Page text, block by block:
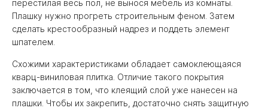
перестилая весь пол, не вынося мебель из комнаты.
Плашку нужно прогреть строительным феном. Затем
сделать крестообразный надрез и поддеть элемент
шпателем.
Схожими характеристиками обладает самоклеющаяся
кварц-виниловая плитка. Отличие такого покрытия
заключается в том, что клеящий слой уже нанесен на
плашки. Чтобы их закрепить, достаточно снять защитную